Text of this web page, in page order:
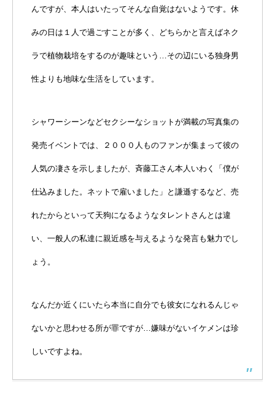
んですが、本人はいたってそんな自覚はないようです。休
みの日は１人で過ごすことが多く、どちらかと言えばネク
ラで植物栽培をするのが趣味という…その辺にいる独身男
性よりも地味な生活をしています。
シャワーシーンなどセクシーなショットが満載の写真集の
発売イベントでは、２０００人ものファンが集まって彼の
人気の凄さを示しましたが、斉藤工さん本人いわく「僕が
仕込みました。ネットで雇いました」と謙遜するなど、売
れたからといって天狗になるようなタレントさんとは違
い、一般人の私達に親近感を与えるような発言も魅力でし
ょう。
なんだか近くにいたら本当に自分でも彼女になれるんじゃ
ないかと思わせる所が罪ですが…嫌味がないイケメンは珍
しいですよね。